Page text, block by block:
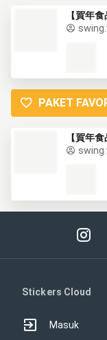
【賀年
PAKET
【賀年
Stickers Cloud
Masuk